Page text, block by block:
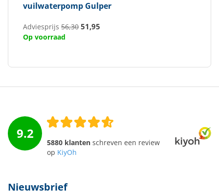
vuilwaterpomp Gulper
Adviesprijs 56,30 51,95
Op voorraad
9.2
5880 klanten schreven een review
op KiyOh
Nieuwsbrief